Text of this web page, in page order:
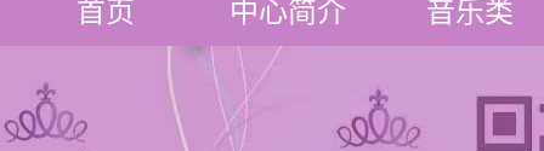
首页 中心简介 音乐类